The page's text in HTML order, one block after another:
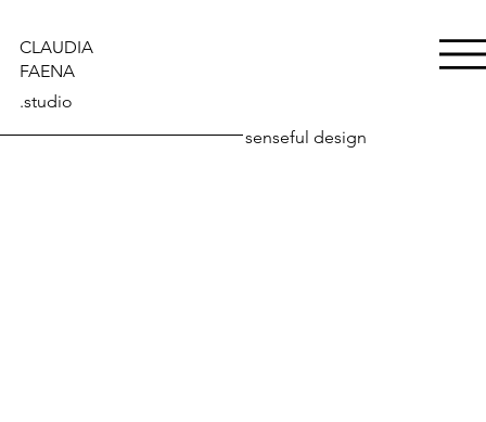
CLAUDIA
FAENA
.studio
senseful design